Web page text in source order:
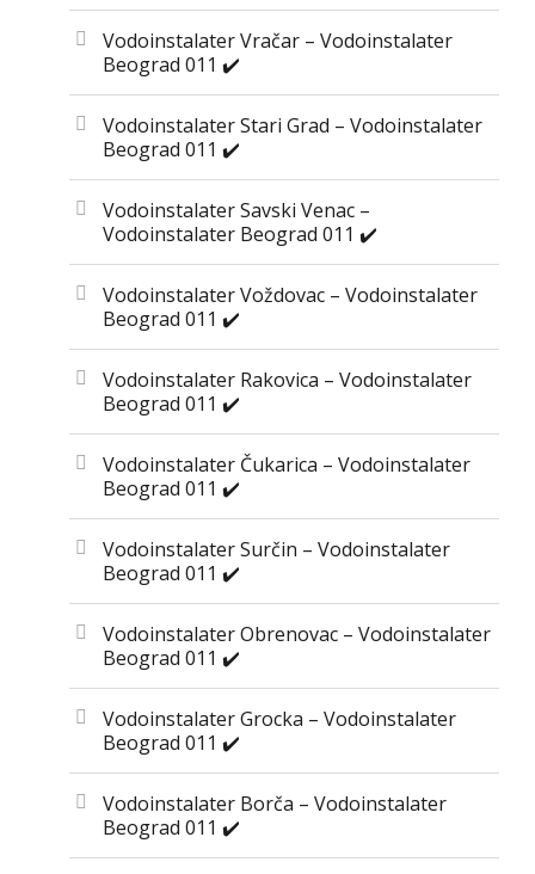
Vodoinstalater Vračar – Vodoinstalater
Beograd 011 ✔️
Vodoinstalater Stari Grad – Vodoinstalater
Beograd 011 ✔️
Vodoinstalater Savski Venac –
Vodoinstalater Beograd 011 ✔️
Vodoinstalater Voždovac – Vodoinstalater
Beograd 011 ✔️
Vodoinstalater Rakovica – Vodoinstalater
Beograd 011 ✔️
Vodoinstalater Čukarica – Vodoinstalater
Beograd 011 ✔️
Vodoinstalater Surčin – Vodoinstalater
Beograd 011 ✔️
Vodoinstalater Obrenovac – Vodoinstalater
Beograd 011 ✔️
Vodoinstalater Grocka – Vodoinstalater
Beograd 011 ✔️
Vodoinstalater Borča – Vodoinstalater
Beograd 011 ✔️